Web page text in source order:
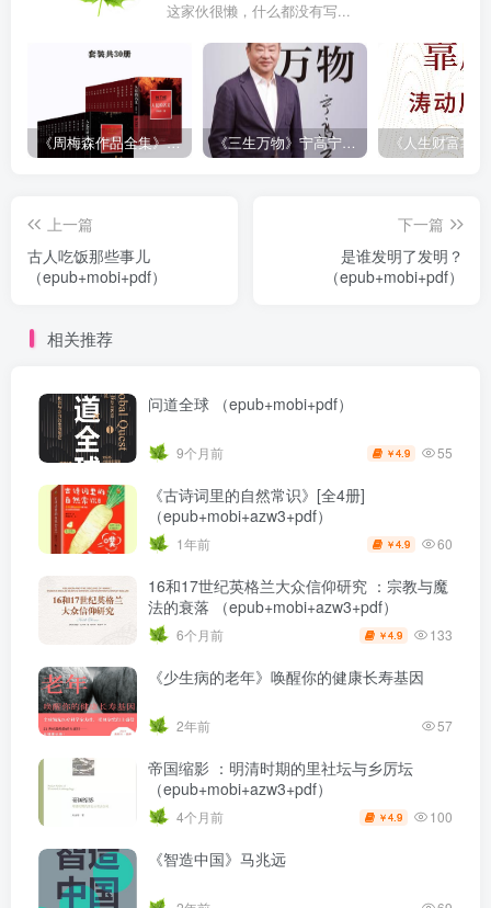
这家伙很懒，什么都没有写...
《周梅森作品全集》[共30册] 《三生万物》宁高宁（epub+mobi+azw3+pdf）
上一篇
古人吃饭那些事儿
（epub+mobi+pdf）
下一篇
是谁发明了发明？
（epub+mobi+pdf）
相关推荐
问道全球 （epub+mobi+pdf）
9个月前 ￥4.9 55
《古诗词里的自然常识》[全4册]
（epub+mobi+azw3+pdf）
1年前 ￥4.9 60
16和17世纪英格兰大众信仰研究 ：宗教与魔
法的衰落 （epub+mobi+azw3+pdf）
6个月前 ￥4.9 133
《少生病的老年》唤醒你的健康长寿基因
2年前 57
帝国缩影 ：明清时期的里社坛与乡厉坛
（epub+mobi+azw3+pdf）
4个月前 ￥4.9 100
《智造中国》马兆远